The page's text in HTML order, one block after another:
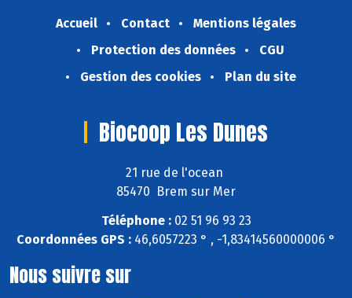
Accueil Contact
Mentions légales
Protection des données
CGU
Gestion des cookies
Plan du site
Biocoop Les Dunes
21 rue de l'ocean
85470 Brem sur Mer
Téléphone :02 51 96 93 23
Coordonnées GPS : 46,6057223 ° , -1,83414560000006 °
Nous suivre sur